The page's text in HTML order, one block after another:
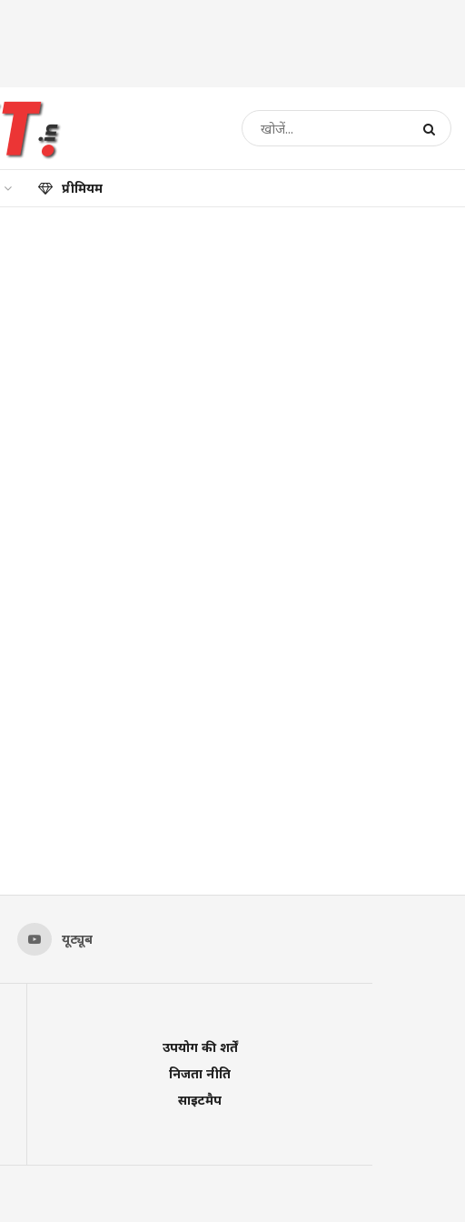
प्रीमियम
यूट्यूब
उपयोग की शर्तें
निजता नीति
साइटमैप